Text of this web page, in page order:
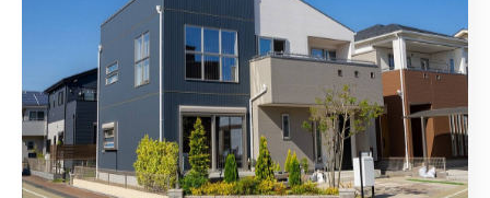
< 前のページ 一覧に戻る 次のページ >
関連タグ